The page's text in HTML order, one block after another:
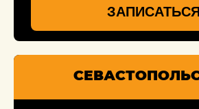
ЗАПИСАТЬСЯ